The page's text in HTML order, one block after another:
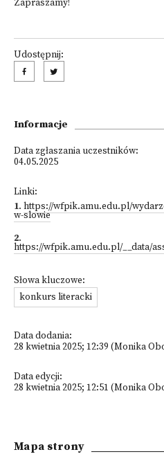
Zapraszamy!
Udostępnij:
Informacje
Data zgłaszania uczestników:
04.05.2025
Linki:
1. https://wfpik.amu.edu.pl/
w-slowie
2.
https://wfpik.amu.edu.pl/__data/
Słowa kluczowe:
konkurs literacki
Data dodania:
28 kwietnia 2025; 12:39 (Monika
Data edycji:
28 kwietnia 2025; 12:51 (Monika
Mapa strony